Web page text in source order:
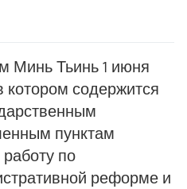
Минь Тьинь 1 июня
котором содержится
пунктам
по
реформе и